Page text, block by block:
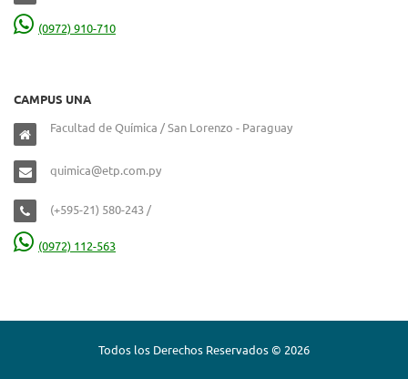
(0972) 910-710
CAMPUS UNA
Facultad de Química / San Lorenzo - Paraguay
quimica@etp.com.py
(+595-21) 580-243 /
(0972) 112-563
Todos los Derechos Reservados © 2026